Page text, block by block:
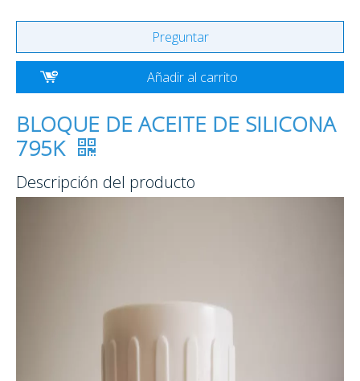
Preguntar
Añadir al carrito
BLOQUE DE ACEITE DE SILICONA
795K
Descripción del producto